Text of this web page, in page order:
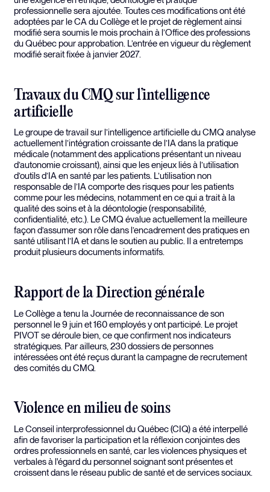
professionnelle sera ajoutée. Toutes ces modifications ont été
adoptées par le CA du Collège et le projet de règlement ainsi
modifié sera soumis le mois prochain à l’Office des professions
du Québec pour approbation. L’entrée en vigueur du règlement
modifié serait fixée à janvier 2027.
Travaux du CMQ sur l’intelligence
artificielle
Le groupe de travail sur l’intelligence artificielle du CMQ analyse
actuellement l’intégration croissante de l’IA dans la pratique
médicale (notamment des applications présentant un niveau
d’autonomie croissant), ainsi que les enjeux liés à l’utilisation
d’outils d’IA en santé par les patients. L’utilisation non
responsable de l’IA comporte des risques pour les patients
comme pour les médecins, notamment en ce qui a trait à la
qualité des soins et à la déontologie (responsabilité,
confidentialité, etc.). Le CMQ évalue actuellement la meilleure
façon d’assumer son rôle dans l’encadrement des pratiques en
santé utilisant l’IA et dans le soutien au public. Il a entretemps
produit plusieurs documents informatifs.
Rapport de la Direction générale
Le Collège a tenu la Journée de reconnaissance de son
personnel le 9 juin et 160 employés y ont participé. Le projet
PIVOT se déroule bien, ce que confirment nos indicateurs
stratégiques. Par ailleurs, 230 dossiers de personnes
intéressées ont été reçus durant la campagne de recrutement
des comités du CMQ.
Violence en milieu de soins
Le Conseil interprofessionnel du Québec (CIQ) a été interpellé
afin de favoriser la participation et la réflexion conjointes des
ordres professionnels en santé, car les violences physiques et
verbales à l'égard du personnel soignant sont présentes et
croissent dans le réseau public de santé et de services sociaux.